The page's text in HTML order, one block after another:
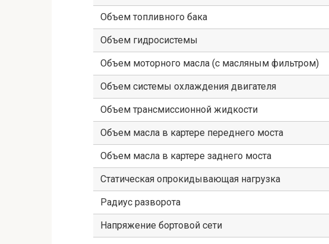
Объем топливного бака
Объем гидросистемы
Объем моторного масла (с масляным фильтром)
Объем системы охлаждения двигателя
Объем трансмиссионной жидкости
Объем масла в картере переднего моста
Объем масла в картере заднего моста
Статическая опрокидывающая нагрузка
Радиус разворота
Напряжение бортовой сети